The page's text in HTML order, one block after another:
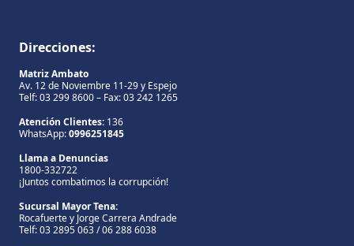
Direcciones:
Matriz Ambato
Av. 12 de Noviembre 11-29 y Espejo
Telf: 03 299 8600 – Fax: 03 242 1265
Atención Clientes: 136
WhatsApp:0996251845
Llama a Denuncias
1800-332722
¡Juntos combatimos la corrupción!
Sucursal Mayor Tena:
Rocafuerte y Jorge Carrera Andrade
Telf: 03 2895 063 / 06 288 6038